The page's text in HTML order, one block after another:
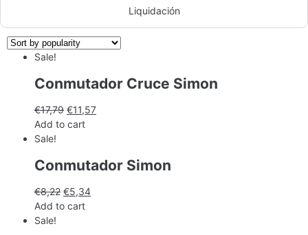
Liquidación
Sale!
Conmutador Cruce Simon
€17,79 €11,57
Add to cart
Sale!
Conmutador Simon
€8,22 €5,34
Add to cart
Sale!